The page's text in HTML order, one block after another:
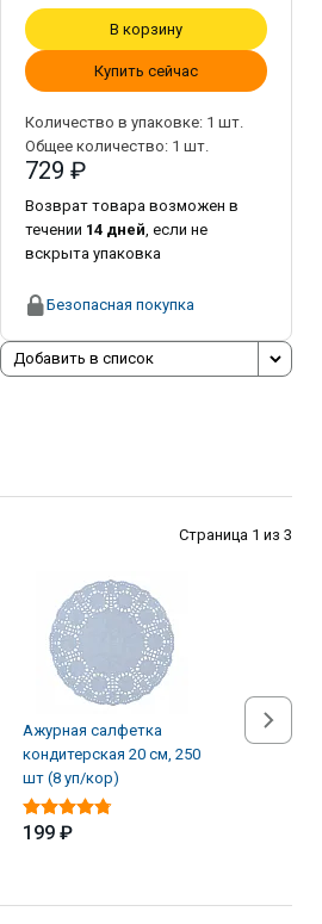
В корзину
Купить сейчас
Количество в упаковке: 1 шт.
Общее количество: 1 шт.
729 ₽
Возврат товара возможен в
течении 14 дней, если не
вскрыта упаковка
Безопасная покупка
Добавить в список
Страница 1 из 3
Ажурная салфетка
кондитерская 20 см, 250
шт (8 уп/кор)
199 ₽